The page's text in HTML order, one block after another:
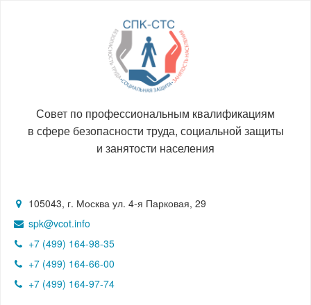
Совет по профессиональным квалификациям
в сфере безопасности труда, социальной защиты
и занятости населения
105043, г. Москва ул. 4-я Парковая, 29
spk@vcot.info
+7 (499) 164-98-35
+7 (499) 164-66-00
+7 (499) 164-97-74